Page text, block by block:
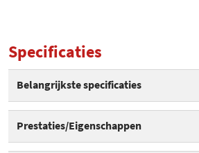
Specificaties
Belangrijkste specificaties
Prestaties/Eigenschappen